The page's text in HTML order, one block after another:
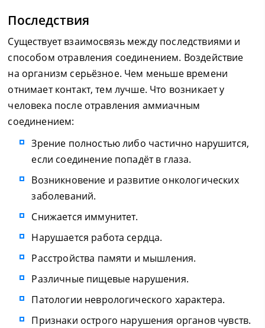
Последствия
Существует взаимосвязь между последствиями и
способом отравления соединением. Воздействие
на организм серьёзное. Чем меньше времени
отнимает контакт, тем лучше. Что возникает у
человека после отравления аммиачным
соединением:
Зрение полностью либо частично нарушится,
если соединение попадёт в глаза.
Возникновение и развитие онкологических
заболеваний.
Снижается иммунитет.
Нарушается работа сердца.
Расстройства памяти и мышления.
Различные пищевые нарушения.
Патологии неврологического характера.
Признаки острого нарушения органов чувств.